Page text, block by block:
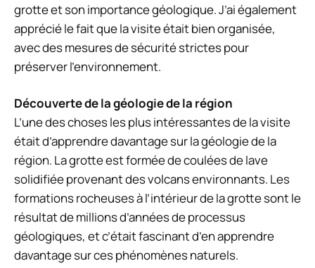
grotte et son importance géologique. J’ai également
apprécié le fait que la visite était bien organisée,
avec des mesures de sécurité strictes pour
préserver l’environnement.
Découverte de la géologie de la région
L’une des choses les plus intéressantes de la visite
était d’apprendre davantage sur la géologie de la
région. La grotte est formée de coulées de lave
solidifiée provenant des volcans environnants. Les
formations rocheuses à l’intérieur de la grotte sont le
résultat de millions d’années de processus
géologiques, et c’était fascinant d’en apprendre
davantage sur ces phénomènes naturels.